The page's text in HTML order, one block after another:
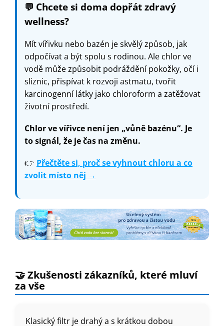
💬 Chcete si doma dopřát zdravý
wellness?
Mít vířivku nebo bazén je skvělý způsob, jak
odpočívat a být spolu s rodinou. Ale chlor ve
vodě může způsobit podráždění pokožky, očí i
sliznic, přispívat k rozvoji astmatu, tvořit
karcinogenní látky jako chloroform a zatěžovat
životní prostředí.
Chlor ve vířivce není jen „vůně bazénu“. Je
to signál, že je čas na změnu.
👉 Přečtěte si, proč se vyhnout chloru a co
zvolit místo něj →
🤝 Zkušenosti zákazníků, které mluví
za vše
Klasický filtr je drahý a s krátkou dobou